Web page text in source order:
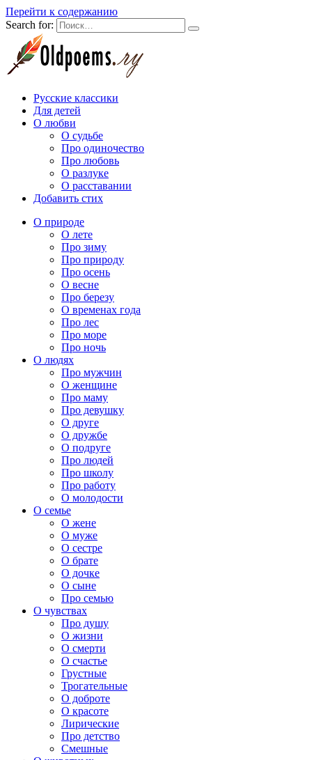
Перейти к содержанию
Search for:
Русские классики
Для детей
О любви
О судьбе
Про одиночество
Про любовь
О разлуке
О расставании
Добавить стих
О природе
О лете
Про зиму
Про природу
Про осень
О весне
Про березу
О временах года
Про лес
Про море
Про ночь
О людях
Про мужчин
О женщине
Про маму
Про девушку
О друге
О дружбе
О подруге
Про людей
Про школу
Про работу
О молодости
О семье
О жене
О муже
О сестре
О брате
О дочке
О сыне
Про семью
О чувствах
Про душу
О жизни
О смерти
О счастье
Грустные
Трогательные
О доброте
О красоте
Лирические
Про детство
Смешные